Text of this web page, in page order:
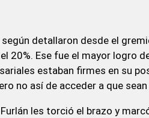
detallaron desde el
20%. Ese fue el mayor logro
estaban firmes en su
no así de acceder a que
les torció el brazo y